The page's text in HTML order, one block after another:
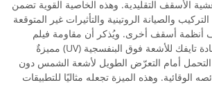
الأسقف التقليدية. وهذه الخاصية القوية تضمن
والصيانة الروتينية والتأثيرات غير المتوقعة
أنظمة أسقف أخرى. ويُذكر أن مقاومة فيلم
السقف المصنوع من مادة تايفك للأشعة فوق البنفسجية (UV) مميزةٌ
أمام التعرّض الطويل لأشعة الشمس دون
الوقائية. وهذه الميزة تجعله مثاليًا للتطبيقات